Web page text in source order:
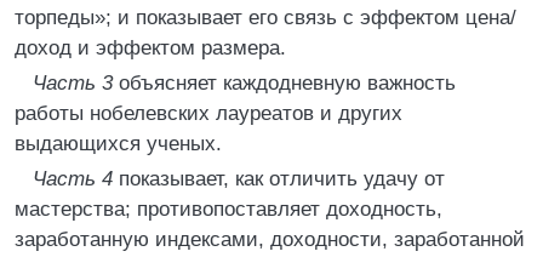
торпеды»; и показывает его связь с эффектом цена/
доход и эффектом размера.
Часть 3объясняет каждодневную важность
работы нобелевских лауреатов и других
выдающихся ученых.
Часть 4 показывает, как отличить удачу от
мастерства; противопоставляет доходность,
заработанную индексами, доходности, заработанной